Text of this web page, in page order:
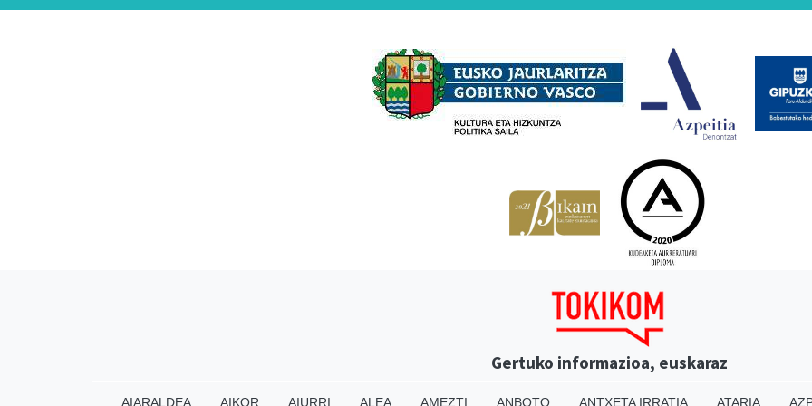
Gertuko informazioa, euskaraz
AIARALDEA AIKOR AIURRI ALEA AMEZTI ANBOTO ANTXETA IRRATIA ATARIA